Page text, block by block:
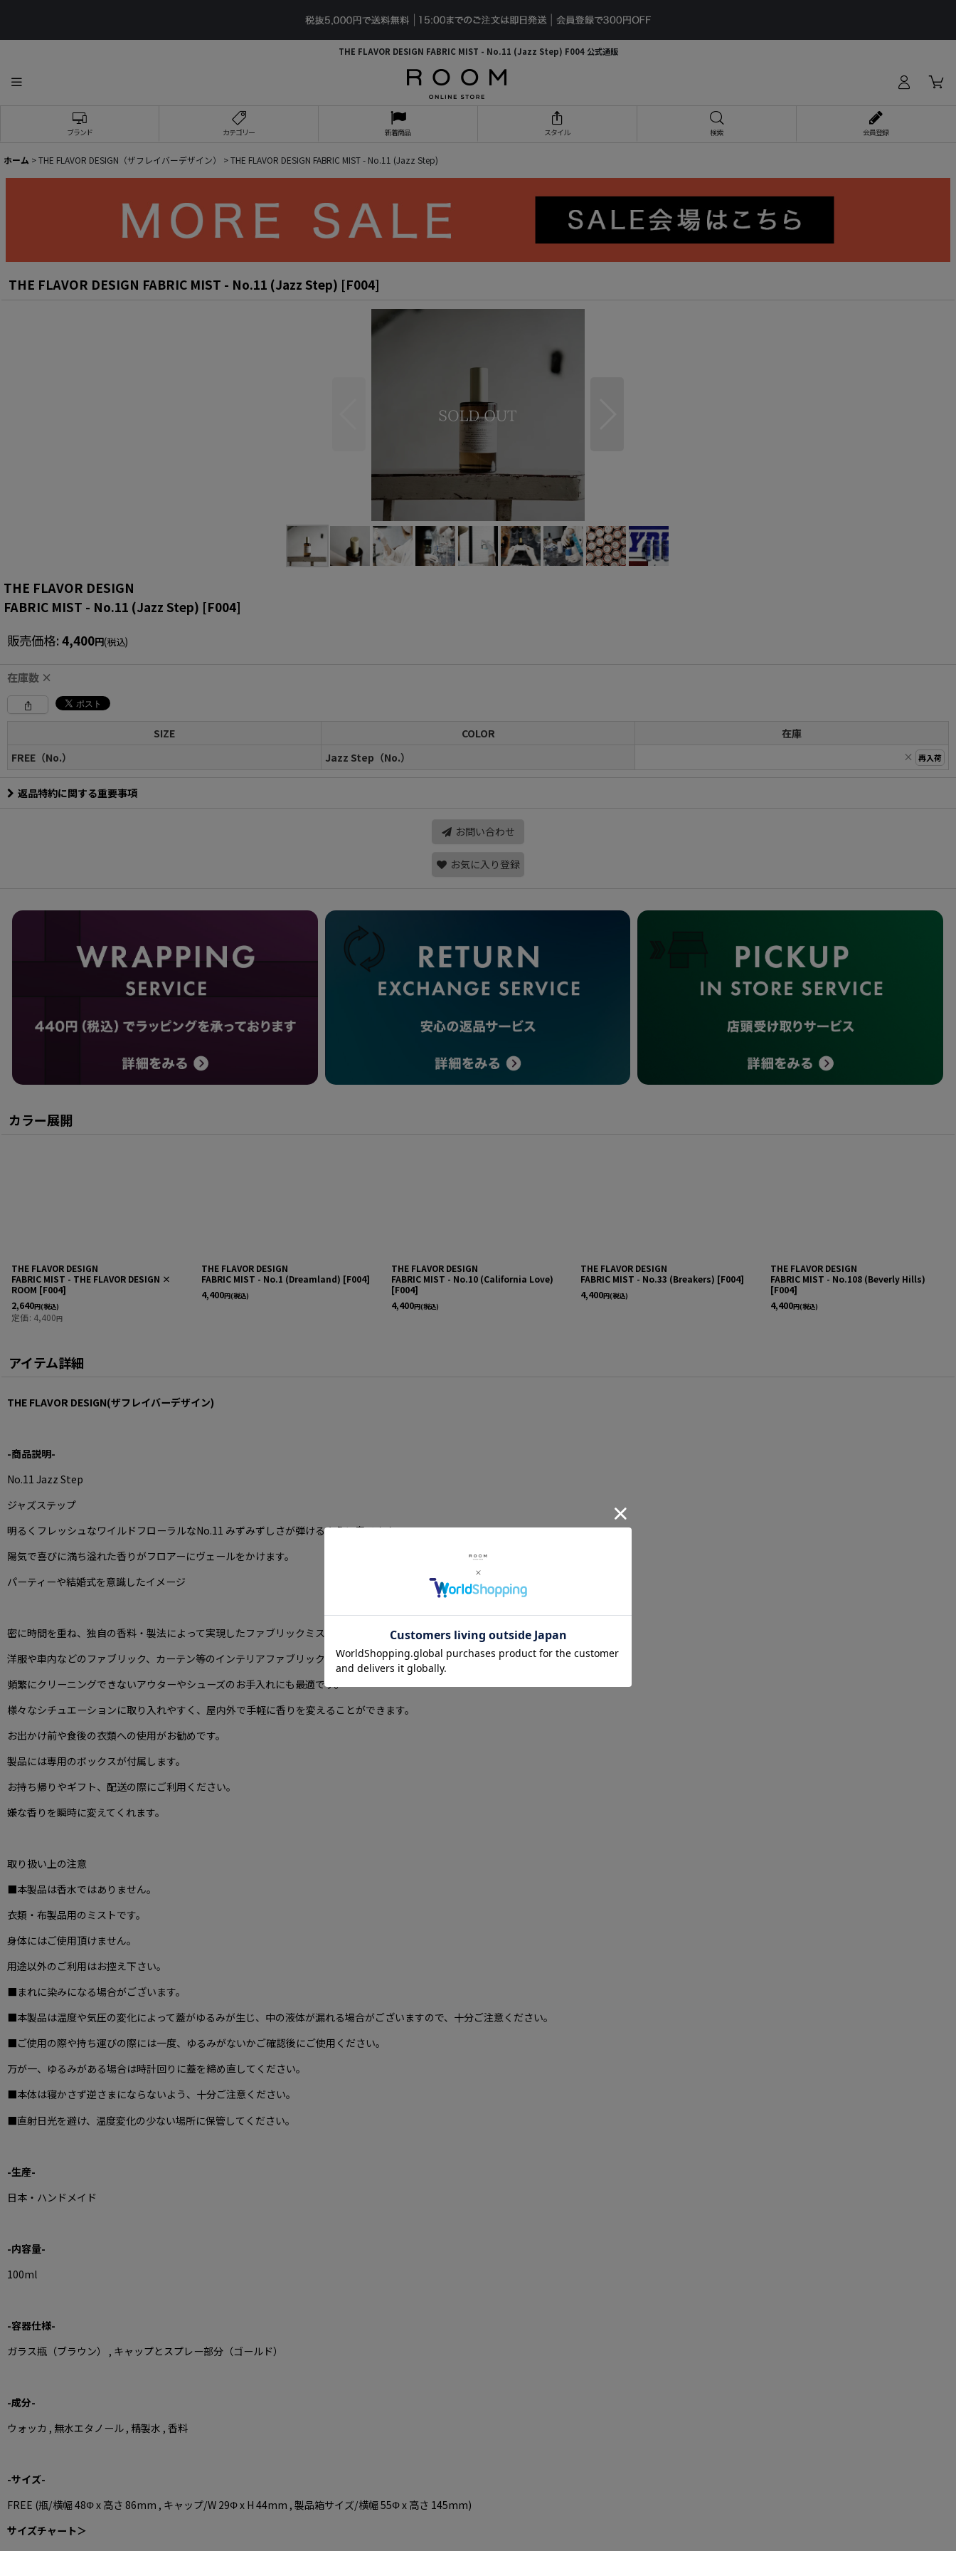
THE FLAVOR DESIGN FABRIC MIST - No.11 (Jazz Step) F004 公式通販
ブランド カテゴリー 新着商品 スタイル 検索 会員登録
ホーム >THE FLAVOR DESIGN（ザフレイバーデザイン） >THE FLAVOR DESIGN FABRIC MIST - No.11 (Jazz Step)
THE FLAVOR DESIGN FABRIC MIST - No.11 (Jazz Step) [F004]
THE FLAVOR DESIGN
FABRIC MIST - No.11 (Jazz Step) [F004]
販売価格: 4,400円(税込)
在庫数 ×
SIZE COLOR
在庫
FREE（No.）
Jazz Step（No.） × 再入荷
返品特約に関する重要事項
お問い合わせ
お気に入り登録
カラー展開
THE FLAVOR DESIGN
FABRIC MIST - THE FLAVOR DESIGN ×
ROOM [F004]
2,640円(税込)
定価: 4,400円
THE FLAVOR DESIGN
FABRIC MIST - No.1 (Dreamland) [F004]
4,400円(税込)
THE FLAVOR DESIGN
FABRIC MIST - No.10 (California Love)
[F004]
4,400円(税込)
THE FLAVOR DESIGN
FABRIC MIST - No.33 (Breakers) [F004]
4,400円(税込)
THE FLAVOR DESIGN
FABRIC MIST - No.108 (Beverly Hills)
[F004]
4,400円(税込)
アイテム詳細
THE FLAVOR DESIGN(ザフレイバーデザイン)
-商品説明-
No.11 Jazz Step
ジャズステップ
明るくフレッシュなワイルドフローラルなNo.11 みずみずしさが弾けるように奏でます。
陽気で喜びに満ち溢れた香りがフロアーにヴェールをかけます。
パーティーや結婚式を意識したイメージ
密に時間を重ね、独自の香料・製法によって実現したファブリックミスト。
洋服や車内などのファブリック、カーテン等のインテリアファブリック、お部屋の空間に直接スプレーしてご使用いただけます。
頻繁にクリーニングできないアウターやシューズのお手入れにも最適です。
様々なシチュエーションに取り入れやすく、屋内外で手軽に香りを変えることができます。
お出かけ前や食後の衣類への使用がお勧めです。
製品には専用のボックスが付属します。
お持ち帰りやギフト、配送の際にご利用ください。
嫌な香りを瞬時に変えてくれます。
取り扱い上の注意
■本製品は香水ではありません。
衣類・布製品用のミストです。
身体にはご使用頂けません。
用途以外のご利用はお控え下さい。
■まれに染みになる場合がございます。
■本製品は温度や気圧の変化によって蓋がゆるみが生じ、中の液体が漏れる場合がございますので、十分ご注意ください。
■ご使用の際や持ち運びの際には一度、ゆるみがないかご確認後にご使用ください。
万が一、ゆるみがある場合は時計回りに蓋を締め直してください。
■本体は寝かさず逆さまにならないよう、十分ご注意ください。
■直射日光を避け、温度変化の少ない場所に保管してください。
-生産-
日本・ハンドメイド
-内容量-
100ml
-容器仕様-
ガラス瓶（ブラウン） , キャップとスプレー部分（ゴールド）
-成分-
ウォッカ , 無水エタノール , 精製水 , 香料
-サイズ-
FREE (瓶/横幅 48Φ x 高さ 86mm , キャップ/W 29Φ x H 44mm , 製品箱サイズ/横幅 55Φ x 高さ 145mm)
サイズチャート＞